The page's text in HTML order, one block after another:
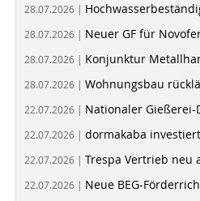
28.07.2026 |
28.07.2026 | Neuer GF für
28.07.2026 | Konjunktur
28.07.2026 | Wohnungsbau
22.07.2026 | Nationaler Gießerei-
22.07.2026 | dormakaba
22.07.2026 | Trespa Vertrieb neu
22.07.2026 | Neue BEG-